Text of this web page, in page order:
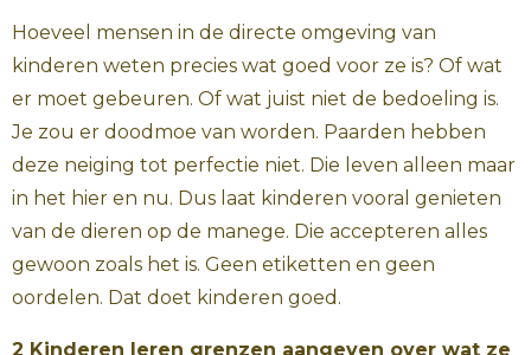
Hoeveel mensen in de directe omgeving van
kinderen weten precies wat goed voor ze is? Of wat
er moet gebeuren. Of wat juist niet de bedoeling is.
Je zou er doodmoe van worden. Paarden hebben
deze neiging tot perfectie niet. Die leven alleen maar
in het hier en nu. Dus laat kinderen vooral genieten
van de dieren op de manege. Die accepteren alles
gewoon zoals het is. Geen etiketten en geen
oordelen. Dat doet kinderen goed.
2 Kinderen leren grenzen aangeven over wat ze